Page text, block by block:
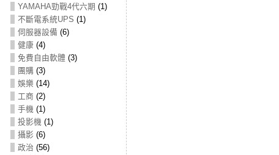
YAMAHA勁戰4代六期 (1)
不斷電系統UPS (1)
伺服器設備 (6)
健康(4)
免費自由軟體 (3)
團購(3)
娛樂 (14)
工商 (2)
手機 (1)
投影機 (1)
攝影 (6)
政治 (56)